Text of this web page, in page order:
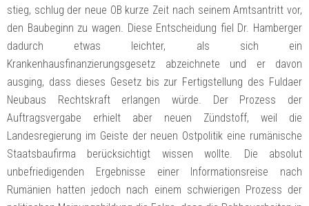
stieg, schlug der neue OB kurze Zeit nach seinem Amtsantritt vor,
den Baubeginn zu wagen. Diese Entscheidung fiel Dr. Hamberger
dadurch etwas leichter, als sich ein
Krankenhausfinanzierungsgesetz abzeichnete und er davon
ausging, dass dieses Gesetz bis zur Fertigstellung des Fuldaer
Neubaus Rechtskraft erlangen würde. Der Prozess der
Auftragsvergabe erhielt aber neuen Zündstoff, weil die
Landesregierung im Geiste der neuen Ostpolitik eine rumänische
Staatsbaufirma berücksichtigt wissen wollte. Die absolut
unbefriedigenden Ergebnisse einer Informationsreise nach
Rumänien hatten jedoch nach einem schwierigen Prozess der